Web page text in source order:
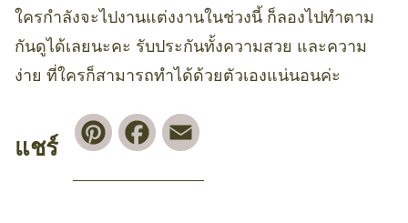
ใครกำลังจะไปงานแต่งงานในช่วงนี้ ก็ลองไปทำตาม
กันดูได้เลยนะคะ รับประกันทั้งความสวย และความ
ง่าย ที่ใครก็สามารถทำได้ด้วยตัวเองแน่นอนค่ะ
แชร์
PinterestFacebook